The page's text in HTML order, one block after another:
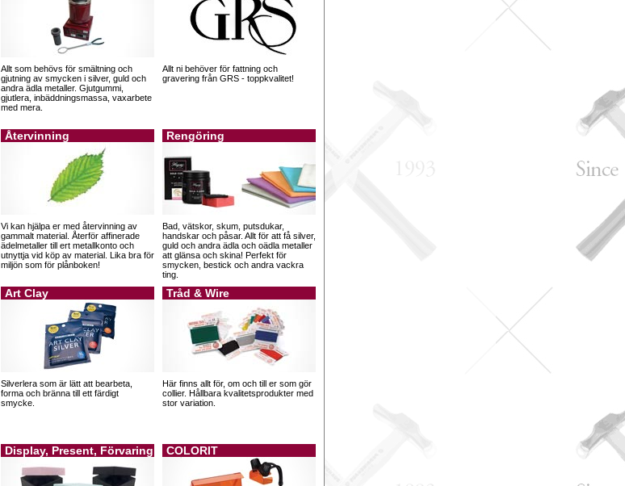
Allt som behövs för smältning och
gjutning av smycken i silver, guld och
andra ädla metaller. Gjutgummi,
gjutlera, inbäddningsmassa, vaxarbete
med mera.
Allt ni behöver för fattning och
gravering från GRS - toppkvalitet!
Återvinning
Vi kan hjälpa er med återvinning av
gammalt material. Återför affinerade
ädelmetaller till ert metallkonto och
utnyttja vid köp av material. Lika bra för
miljön som för plånboken!
Rengöring
Bad, vätskor, skum, putsdukar,
handskar och påsar. Allt för att få silver,
guld och andra ädla och oädla metaller
att glänsa och skina! Perfekt för
smycken, bestick och andra vackra
ting.
Art Clay
Silverlera som är lätt att bearbeta,
forma och bränna till ett färdigt
smycke.
Tråd & Wire
Här finns allt för, om och till er som gör
collier. Hållbara kvalitetsprodukter med
stor variation.
Display, Present, Förvaring COLORIT